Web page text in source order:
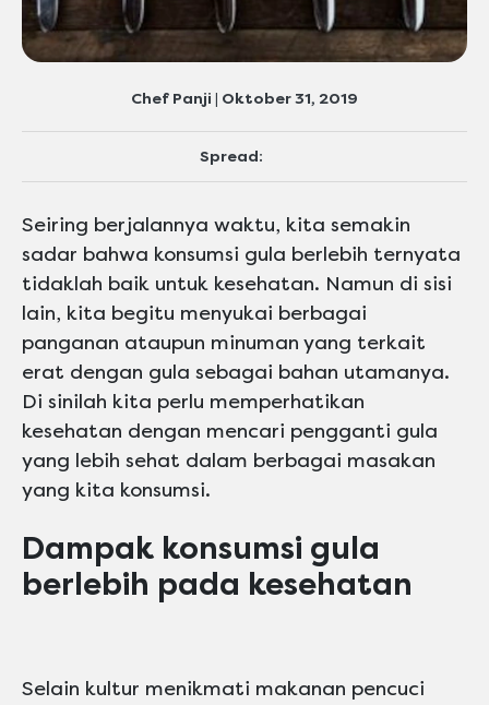
Chef Panji | Oktober 31, 2019
Spread:
Seiring berjalannya waktu, kita semakin
sadar bahwa konsumsi gula berlebih ternyata
tidaklah baik untuk kesehatan. Namun di sisi
lain, kita begitu menyukai berbagai
panganan ataupun minuman yang terkait
erat dengan gula sebagai bahan utamanya.
Di sinilah kita perlu memperhatikan
kesehatan dengan mencari pengganti gula
yang lebih sehat dalam berbagai masakan
yang kita konsumsi.
Dampak konsumsi gula
berlebih pada kesehatan
Selain kultur menikmati makanan pencuci